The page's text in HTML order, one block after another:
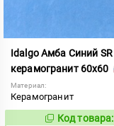
Idalgo Амба Синий SR
керамогранит 60x60
Материал:
Керамогранит
445835
Код товара: